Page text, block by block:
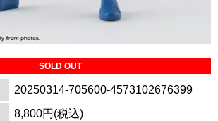
SOLD OUT
20250314-705600-4573102676399
8,800円(税込)